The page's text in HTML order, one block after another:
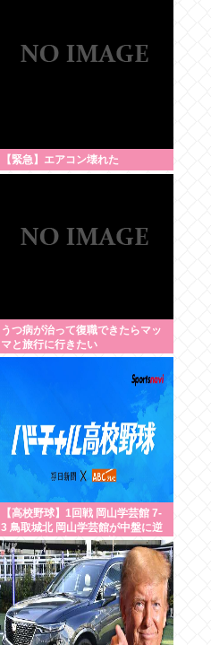
【緊急】エアコン壊れた
うつ病が治って復職できたらマッ
マと旅行に行きたい
【高校野球】1回戦 岡山学芸館 7-
3 鳥取城北 岡山学芸館が中盤に逆
転し2回戦進出 鳥取県勢、夏の甲
子園11連敗